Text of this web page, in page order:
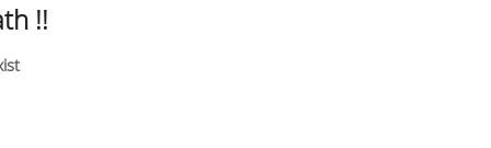
!!